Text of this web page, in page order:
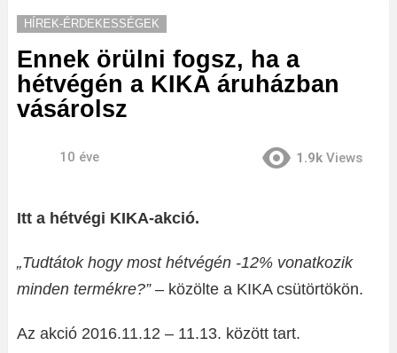
HÍREK-ÉRDEKESSÉGEK
Ennek örülni fogsz, ha a
hétvégén a KIKA áruházban
vásárolsz
10 éve 1.9k Views
Itt a hétvégi KIKA-akció.
„Tudtátok hogy most hétvégén -12% vonatkozik
minden termékre?”– közölte a KIKA csütörtökön.
Az akció 2016.11.12 – 11.13. között tart.